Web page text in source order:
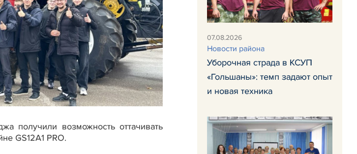
получили возможность оттачивать
GS12A1 PRO.
07.08.2026
Новости района
Уборочная страда в КСУП
«Гольшаны»: темп задают опыт
и новая техника